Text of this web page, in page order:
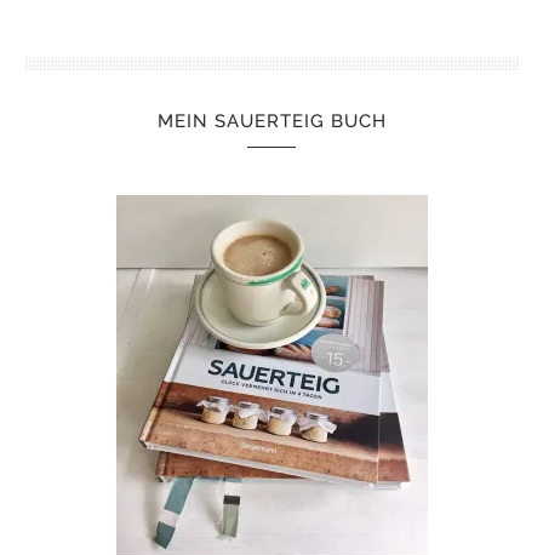
MEIN SAUERTEIG BUCH